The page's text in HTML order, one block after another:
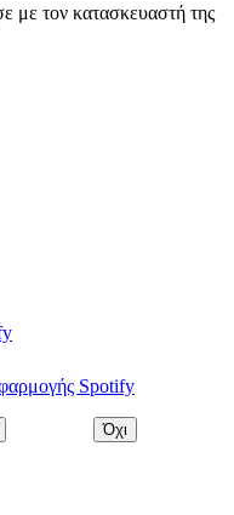
με τον κατασκευαστή της
Spotify
Όχι